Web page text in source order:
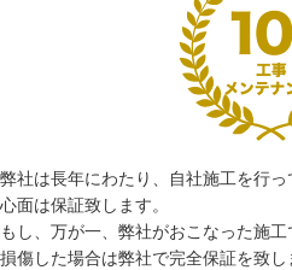
弊社は長年にわたり、自社施工を行
心面は保証致します。
もし、万が一、弊社がおこなった施
損傷した場合は弊社で完全保証を致し